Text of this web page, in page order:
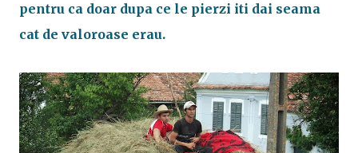
pentru ca doar dupa ce le pierzi iti dai seama
cat de valoroase erau.